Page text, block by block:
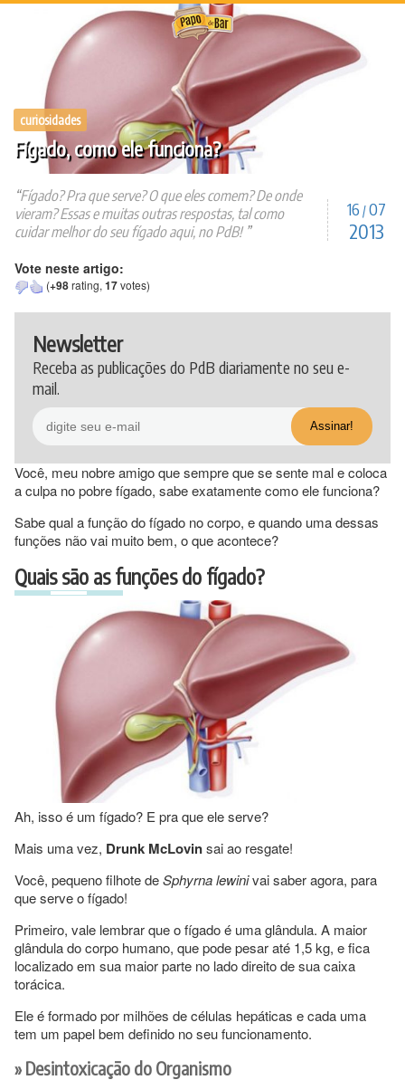
Ir
conteúdo
curiosidades
Fígado, como ele funciona?
16 /07
2013
Fígado? Pra que serve? O que eles comem? De onde
vieram? Essas e muitas outras respostas, tal como
cuidar melhor do seu fígado aqui, no PdB!
Vote neste artigo:
(+98rating, 17votes)
Newsletter
Receba as publicações do PdB diariamente no seu e-
mail.
Você, meu nobre amigo que sempre que se sente mal e coloca
a culpa no pobre fígado, sabe exatamente como ele funciona?
Sabe qual a função do fígado no corpo, e quando uma dessas
funções não vai muito bem, o que acontece?
Quais são as funções do fígado?
Ah, isso é um fígado? E pra que ele serve?
Mais uma vez, Drunk McLovinsai ao resgate!
Você, pequeno filhote deSphyrna lewinivai saber agora, para
que serve o fígado!
Primeiro, vale lembrar que o fígado é uma glândula. A maior
glândula do corpo humano, que pode pesar até 1,5 kg, e fica
localizado em sua maior parte no lado direito de sua caixa
torácica.
Ele é formado por milhões de células hepáticas e cada uma
tem um papel bem definido no seu funcionamento.
Desintoxicação do Organismo